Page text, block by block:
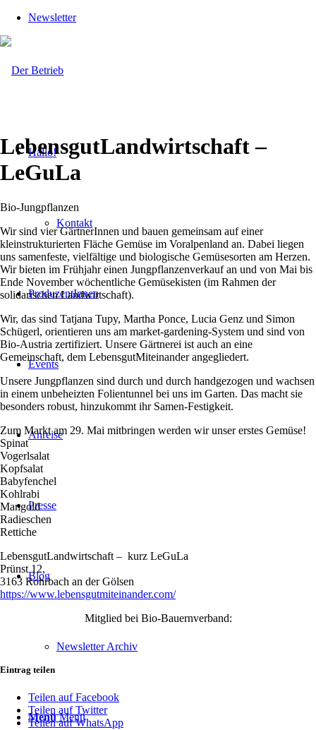
Newsletter
Hallo!
Kontakt
ProduzentInnen
Events
Anreise
Presse
Blog
Newsletter Archiv
Menü Menü
LebensgutLandwirtschaft –
LeGuLa
Bio-Jungpflanzen
Wir sind vier GärtnerInnen und bauen gemeinsam auf einer
kleinstrukturierten Fläche Gemüse im Voralpenland an. Dabei liegen
uns samenfeste, vielfältige und biologische Gemüsesorten am Herzen.
Wir bieten im Frühjahr einen Jungpflanzenverkauf an und von Mai bis
Ende November wöchentliche Gemüsekisten (im Rahmen der
solidarischen Landwirtschaft).
Wir, das sind Tatjana Tupy, Martha Ponce, Lucia Genz und Simon
Schügerl, orientieren uns am market-gardening-System und sind von
Bio-Austria zertifiziert. Unsere Gärtnerei ist auch an eine
Gemeinschaft, dem LebensgutMiteinander angegliedert.
Unsere Jungpflanzen sind durch und durch handgezogen und wachsen
in einem unbeheizten Folientunnel bei uns im Garten. Das macht sie
besonders robust, hinzukommt ihr Samen-Festigkeit.
Zum Markt am 29. Mai mitbringen werden wir unser erstes Gemüse!
Spinat
Vogerlsalat
Kopfsalat
Babyfenchel
Kohlrabi
Mangold
Radieschen
Rettiche
LebensgutLandwirtschaft – kurz LeGuLa
Prünst 12,
3163 Rohrbach an der Gölsen
https://www.lebensgutmiteinander.com/
Mitglied bei Bio-Bauernverband:
Eintrag teilen
Teilen auf Facebook
Teilen auf Twitter
Teilen auf WhatsApp